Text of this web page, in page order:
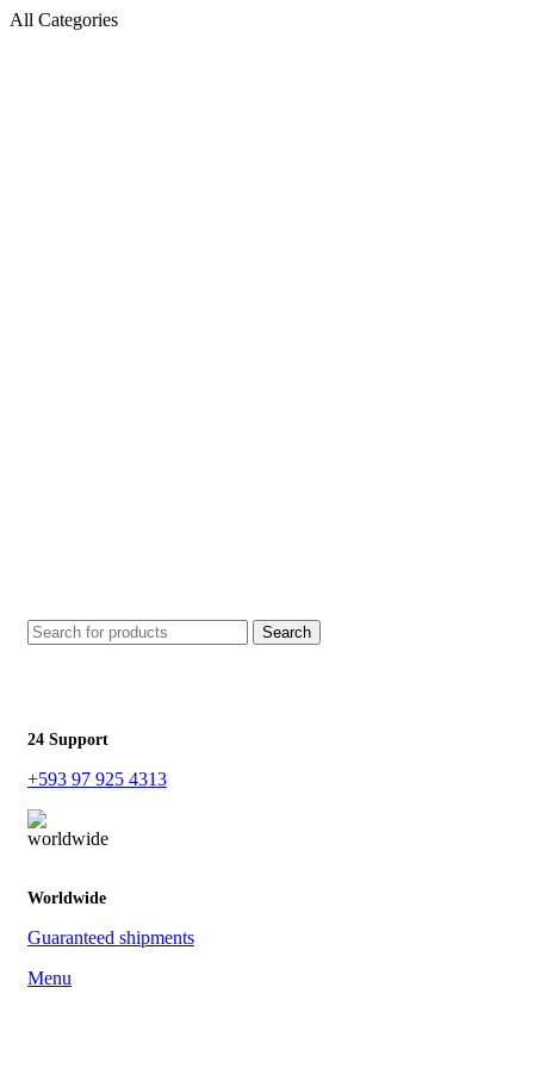
All Categories
Search
24 Support
+593 97 925 4313
Worldwide
Guaranteed shipments
Menu